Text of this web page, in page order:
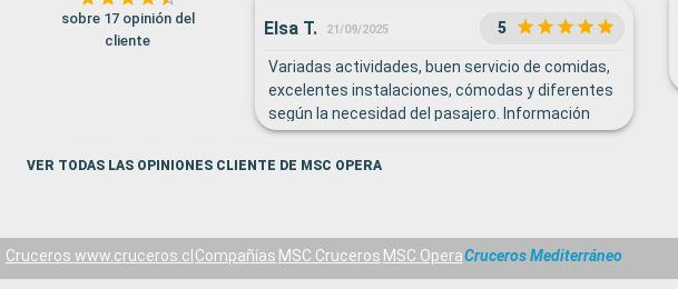
sobre 17 opinión del
cliente
Elsa T. 21/09/2025 5
Variadas actividades, buen servicio de comidas,
excelentes instalaciones, cómodas y diferentes
según la necesidad del pasajero. Información
general y específica disponible con la aplicación
interna de MSC
VER TODAS LAS OPINIONES CLIENTE DE MSC OPERA
Cruceros www.cruceros.cl Compañías MSC Cruceros MSC OperaCruceros Mediterráneo